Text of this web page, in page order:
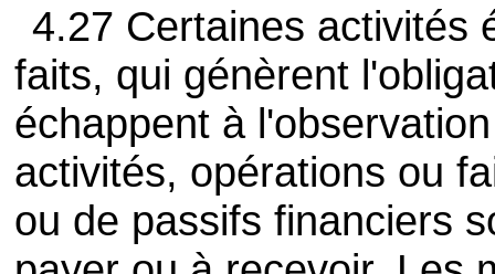
4.27 Certaines activités
faits, qui génèrent
échappent à
activités, opérations ou
ou de passifs financiers